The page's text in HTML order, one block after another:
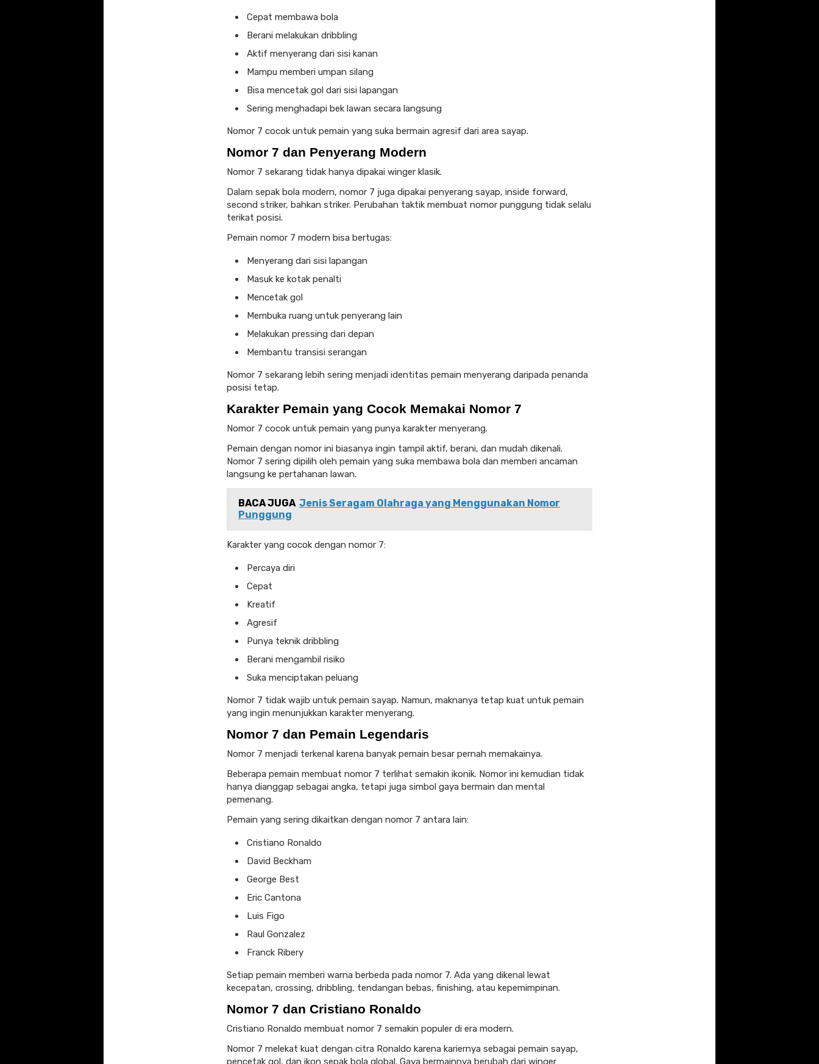
Cepat membawa bola
Berani melakukan dribbling
Aktif menyerang dari sisi kanan
Mampu memberi umpan silang
Bisa mencetak gol dari sisi lapangan
Sering menghadapi bek lawan secara langsung
Nomor 7 cocok untuk pemain yang suka bermain agresif dari area sayap.
Nomor 7 dan Penyerang Modern
Nomor 7 sekarang tidak hanya dipakai winger klasik.
Dalam sepak bola modern, nomor 7 juga dipakai penyerang sayap, inside forward,
second striker, bahkan striker. Perubahan taktik membuat nomor punggung tidak selalu
terikat posisi.
Pemain nomor 7 modern bisa bertugas:
Menyerang dari sisi lapangan
Masuk ke kotak penalti
Mencetak gol
Membuka ruang untuk penyerang lain
Melakukan pressing dari depan
Membantu transisi serangan
Nomor 7 sekarang lebih sering menjadi identitas pemain menyerang daripada penanda
posisi tetap.
Karakter Pemain yang Cocok Memakai Nomor 7
Nomor 7 cocok untuk pemain yang punya karakter menyerang.
Pemain dengan nomor ini biasanya ingin tampil aktif, berani, dan mudah dikenali.
Nomor 7 sering dipilih oleh pemain yang suka membawa bola dan memberi ancaman
langsung ke pertahanan lawan.
BACA JUGA Jenis Seragam Olahraga yang Menggunakan Nomor
Punggung
Karakter yang cocok dengan nomor 7:
Percaya diri
Cepat
Kreatif
Agresif
Punya teknik dribbling
Berani mengambil risiko
Suka menciptakan peluang
Nomor 7 tidak wajib untuk pemain sayap. Namun, maknanya tetap kuat untuk pemain
yang ingin menunjukkan karakter menyerang.
Nomor 7 dan Pemain Legendaris
Nomor 7 menjadi terkenal karena banyak pemain besar pernah memakainya.
Beberapa pemain membuat nomor 7 terlihat semakin ikonik. Nomor ini kemudian tidak
hanya dianggap sebagai angka, tetapi juga simbol gaya bermain dan mental
pemenang.
Pemain yang sering dikaitkan dengan nomor 7 antara lain:
Cristiano Ronaldo
David Beckham
George Best
Eric Cantona
Luis Figo
Raul Gonzalez
Franck Ribery
Setiap pemain memberi warna berbeda pada nomor 7. Ada yang dikenal lewat
kecepatan, crossing, dribbling, tendangan bebas, finishing, atau kepemimpinan.
Nomor 7 dan Cristiano Ronaldo
Cristiano Ronaldo membuat nomor 7 semakin populer di era modern.
Nomor 7 melekat kuat dengan citra Ronaldo karena kariernya sebagai pemain sayap,
pencetak gol, dan ikon sepak bola global. Gaya bermainnya berubah dari winger